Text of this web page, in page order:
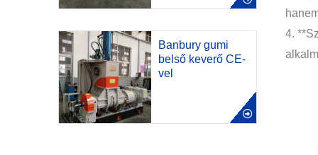
Banbury gumi
belső keverő CE-
vel
4.